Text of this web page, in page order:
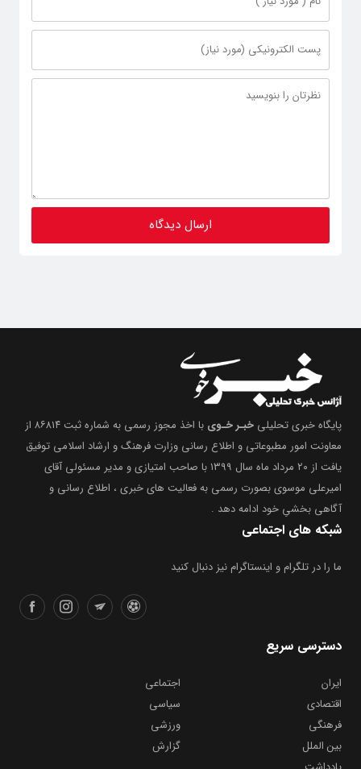
پایگاه خبری تحلیلیخبـر خـوی
معاونت امور مطبوعاتی و اطلاع رسانی وزارت فرهنگ و ارشاد اسلامی توفیق
یافت از ۲۰ مرداد ماه سال ۱۳۹۹ با صاحب امتیازی و مدیر مسئولی آقای
امیرعلی موسوی بصورت رسمی به فعالیت های خبری ، اطلاع رسانی و
آگاهی بخشیِ خود ادامه دهد .
شبکه های اجتماعی
اقتصادی
سیاسی
فرهنگی
ورزشی
بین الملل
گزارش
یادداشت